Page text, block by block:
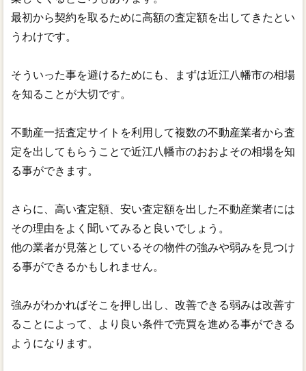
最初から契約を取るために高額の査定額を出してきたとい
うわけです。
そういった事を避けるためにも、まずは近江八幡市の相場
を知ることが大切です。
不動産一括査定サイトを利用して複数の不動産業者から査
定を出してもらうことで近江八幡市のおおよその相場を知
る事ができます。
さらに、高い査定額、安い査定額を出した不動産業者には
その理由をよく聞いてみると良いでしょう。
他の業者が見落としているその物件の強みや弱みを見つけ
る事ができるかもしれません。
強みがわかればそこを押し出し、改善できる弱みは改善す
ることによって、より良い条件で売買を進める事ができる
ようになります。